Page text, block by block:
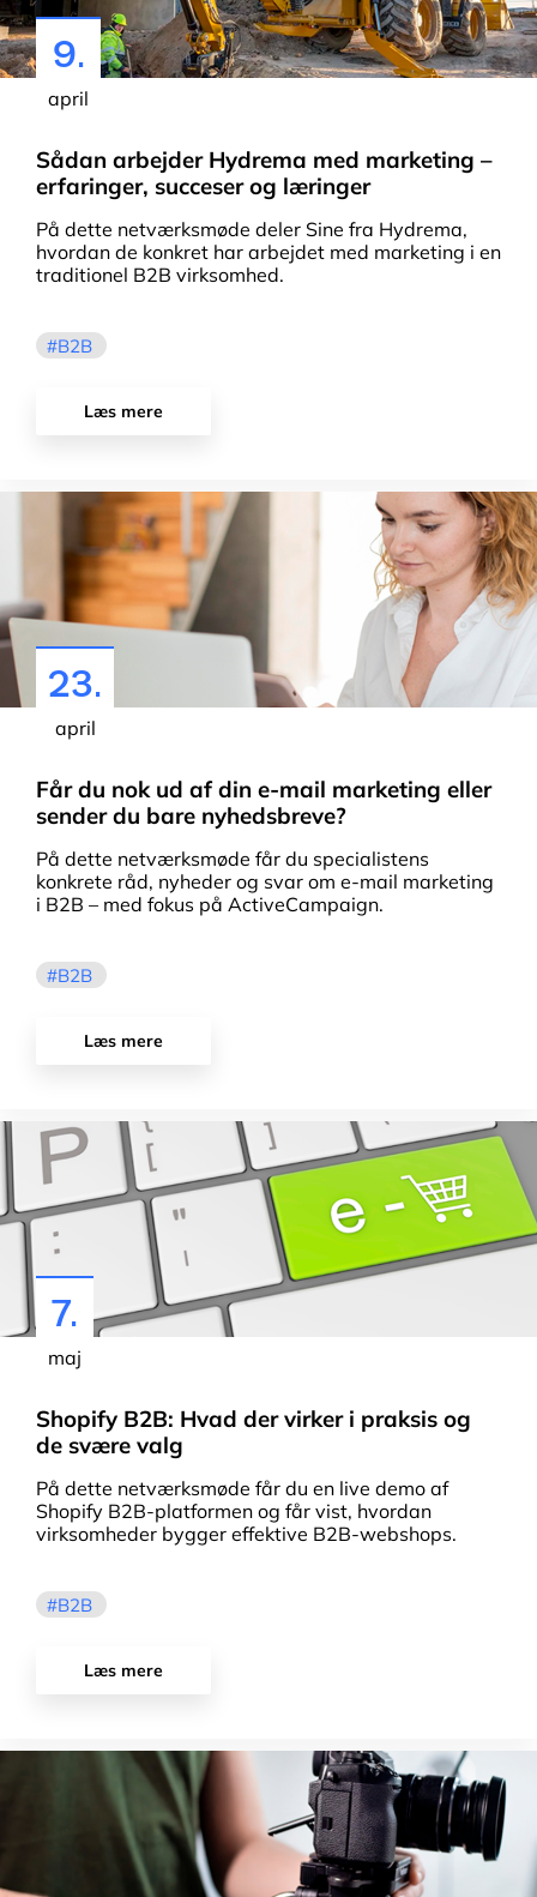
9.
april
Sådan arbejder Hydrema med marketing –
erfaringer, succeser og læringer
På dette netværksmøde deler Sine fra Hydrema,
hvordan de konkret har arbejdet med marketing i en
traditionel B2B virksomhed.
B2B
Læs mere
23.
april
Får du nok ud af din e-mail marketing eller
sender du bare nyhedsbreve?
På dette netværksmøde får du specialistens
konkrete råd, nyheder og svar om e-mail marketing
i B2B – med fokus på ActiveCampaign.
B2B
Læs mere
7.
maj
Shopify B2B: Hvad der virker i praksis og
de svære valg
På dette netværksmøde får du en live demo af
Shopify B2B-platformen og får vist, hvordan
virksomheder bygger effektive B2B-webshops.
B2B
Læs mere